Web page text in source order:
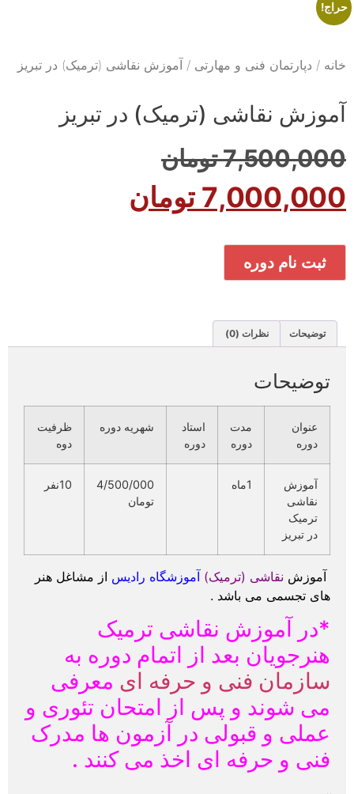
حراج!
خانه / دپارتمان فنی و مهارتی / آموزش نقاشی (ترمیک) در تبریز
آموزش نقاشی (ترمیک) در تبریز
7,500,000تومان
7,000,000 تومان
ثبت نام دوره
توضیحات نظرات (0)
توضیحات
عنوان
دوره
مدت
دوره
استاد
دوره
شهریه دوره
ظرفیت
دوه
آموزش
نقاشی
ترمیک
در تبریز
1ماه
4/500/000
تومان
10نفر
آموزش نقاشی (ترمیک) آموزشگاه رادیس از مشاغل هنر
های تجسمی می باشد .
*در آموزش نقاشی ترمیک
هنرجویان بعد از اتمام دوره به
سازمان فنی و حرفه ای معرفی
می شوند و پس از امتحان تئوری و
عملی و قبولی در آزمون ها مدرک
فنی و حرفه ای اخذ می کنند .